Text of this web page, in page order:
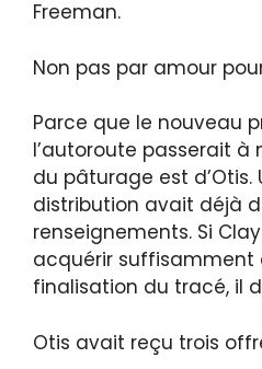
Freeman.
Non pas par amour
Parce que le nouveau
l’autoroute passerait à
du pâturage est d’Otis.
distribution avait déjà
renseignements. Si
acquérir suffisamment
finalisation du tracé, il
Otis avait reçu trois